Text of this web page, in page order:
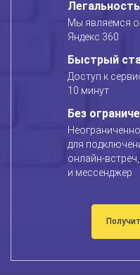
Мы являемся
Яндекс 360
Быстрый
Доступ к
10 минут
Без
для
онлайн-
и мессенджер